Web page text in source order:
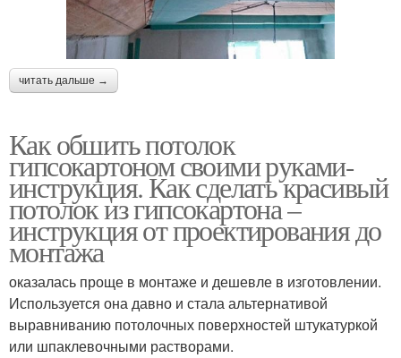
читать дальше →
Как обшить потолок
гипсокартоном своими руками-
инструкция. Как сделать красивый
потолок из гипсокартона –
инструкция от проектирования до
монтажа
оказалась проще в монтаже и дешевле в изготовлении.
Используется она давно и стала альтернативой
выравниванию потолочных поверхностей штукатуркой
или шпаклевочными растворами.